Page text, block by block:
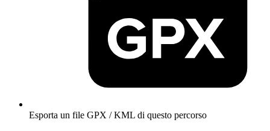
Esporta un file GPX / KML di questo percorso